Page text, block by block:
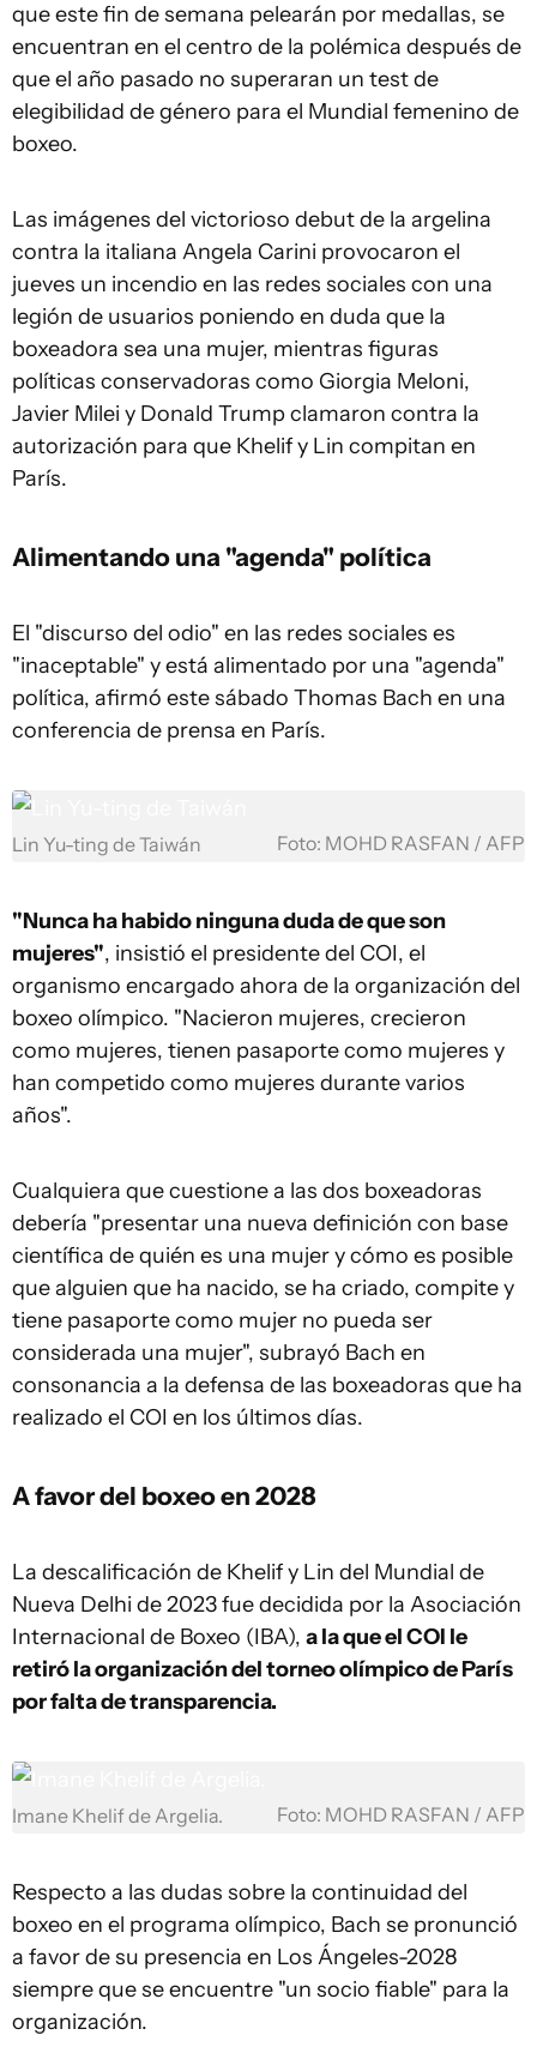
que este fin de semana pelearán por medallas, se
encuentran en el centro de la polémica después de
que el año pasado no superaran un test de
elegibilidad de género para el Mundial femenino de
boxeo.
Las imágenes del victorioso debut de la argelina
contra la italiana Angela Carini provocaron el
jueves un incendio en las redes sociales con una
legión de usuarios poniendo en duda que la
boxeadora sea una mujer, mientras figuras
políticas conservadoras como Giorgia Meloni,
Javier Milei y Donald Trump clamaron contra la
autorización para que Khelif y Lin compitan en
París.
Alimentando una "agenda" política
El "discurso del odio" en las redes sociales es
"inaceptable" y está alimentado por una "agenda"
política, afirmó este sábado Thomas Bach en una
conferencia de prensa en París.
Lin Yu-ting de Taiwán Foto: MOHD RASFAN / AFP
"Nunca ha habido ninguna duda de que son
mujeres", insistió el presidente del COI, el
organismo encargado ahora de la organización del
boxeo olímpico. "Nacieron mujeres, crecieron
como mujeres, tienen pasaporte como mujeres y
han competido como mujeres durante varios
años".
Cualquiera que cuestione a las dos boxeadoras
debería "presentar una nueva definición con base
científica de quién es una mujer y cómo es posible
que alguien que ha nacido, se ha criado, compite y
tiene pasaporte como mujer no pueda ser
considerada una mujer", subrayó Bach en
consonancia a la defensa de las boxeadoras que ha
realizado el COI en los últimos días.
A favor del boxeo en 2028
La descalificación de Khelif y Lin del Mundial de
Nueva Delhi de 2023 fue decidida por la Asociación
Internacional de Boxeo (IBA), a la que el COI le
retiró la organización del torneo olímpico de París
por falta de transparencia.
Imane Khelif de Argelia. Foto: MOHD RASFAN / AFP
Respecto a las dudas sobre la continuidad del
boxeo en el programa olímpico, Bach se pronunció
a favor de su presencia en Los Ángeles-2028
siempre que se encuentre "un socio fiable" para la
organización.